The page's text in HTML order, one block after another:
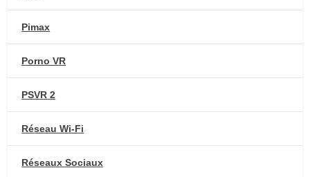
Pimax
Porno VR
PSVR 2
Réseau Wi-Fi
Réseaux Sociaux